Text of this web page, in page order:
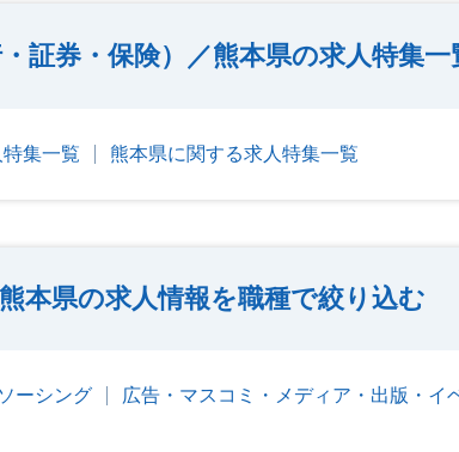
証券・保険）／熊本県の求人特集
集一覧 熊本県に関する求人特集一覧
熊本県の求人情報を職種で絞り込む
ーシング
広告・マスコミ・メディア・出版・イ